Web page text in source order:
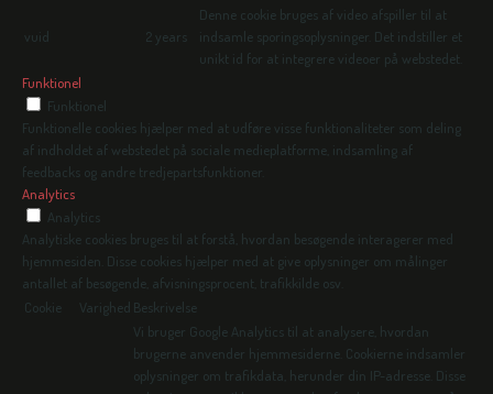
vuid 2 years
Denne cookie bruges af video afspiller til at
indsamle sporingsoplysninger. Det indstiller et
unikt id for at integrere videoer på webstedet.
Funktionel
Funktionel
Funktionelle cookies hjælper med at udføre visse funktionaliteter som deling
af indholdet af webstedet på sociale medieplatforme, indsamling af
feedbacks og andre tredjepartsfunktioner.
Analytics
Analytics
Analytiske cookies bruges til at forstå, hvordan besøgende interagerer med
hjemmesiden. Disse cookies hjælper med at give oplysninger om målinger
antallet af besøgende, afvisningsprocent, trafikkilde osv.
Cookie
Varighed Beskrivelse
Vi bruger Google Analytics til at analysere, hvordan
brugerne anvender hjemmesiderne. Cookierne indsamler
oplysninger om trafikdata, herunder din IP-adresse. Disse